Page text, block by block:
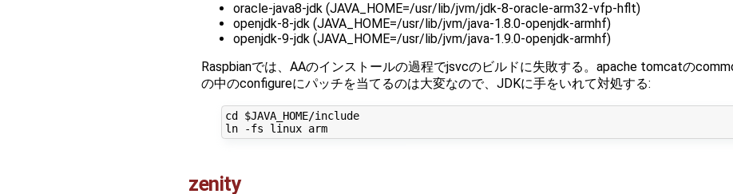
oracle-java8-jdk (JAVA_HOME=/usr/lib/jvm/jdk-8-oracle-arm32-vfp-hflt)
openjdk-8-jdk (JAVA_HOME=/usr/lib/jvm/java-1.8.0-openjdk-armhf)
openjdk-9-jdk (JAVA_HOME=/usr/lib/jvm/java-1.9.0-openjdk-armhf)
Raspbianでは、AAのインストールの過程でjsvcのビルドに失敗する。apache tomcatの
の中のconfigureにパッチを当てるのは大変なので、JDKに手をいれて対処する:
cd $JAVA_HOME/include
ln -fs linux arm
zenity